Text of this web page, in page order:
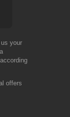
your
offers